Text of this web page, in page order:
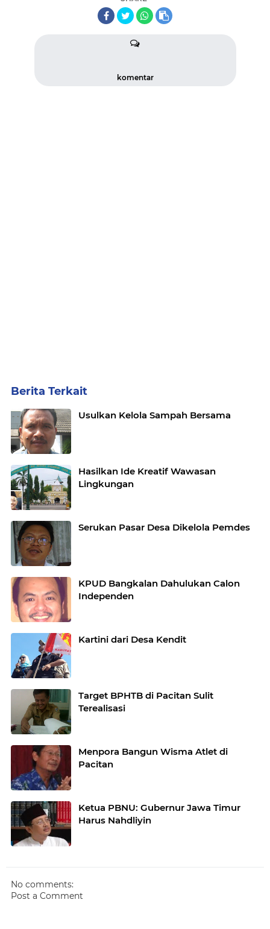
komentar
Berita Terkait
Usulkan Kelola Sampah Bersama
Hasilkan Ide Kreatif Wawasan
Lingkungan
Serukan Pasar Desa Dikelola Pemdes
KPUD Bangkalan Dahulukan Calon
Independen
Kartini dari Desa Kendit
Target BPHTB di Pacitan Sulit
Terealisasi
Menpora Bangun Wisma Atlet di
Pacitan
Ketua PBNU: Gubernur Jawa Timur
Harus Nahdliyin
No comments:
Post a Comment